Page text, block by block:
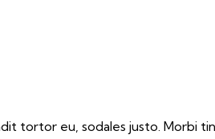
tortor eu, sodales justo. Morbi